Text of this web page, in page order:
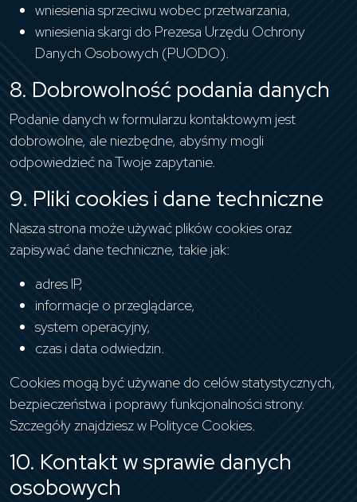
wniesienia sprzeciwu wobec przetwarzania,
wniesienia skargi do Prezesa Urzędu Ochrony
Danych Osobowych (PUODO).
8. Dobrowolność podania danych
Podanie danych w formularzu kontaktowym jest
dobrowolne, ale niezbędne, abyśmy mogli
odpowiedzieć na Twoje zapytanie.
9. Pliki cookies i dane techniczne
Nasza strona może używać plików cookies oraz
zapisywać dane techniczne, takie jak:
adres IP,
informacje o przeglądarce,
system operacyjny,
czas i data odwiedzin.
Cookies mogą być używane do celów statystycznych,
bezpieczeństwa i poprawy funkcjonalności strony.
Szczegóły znajdziesz w Polityce Cookies.
10. Kontakt w sprawie danych
osobowych